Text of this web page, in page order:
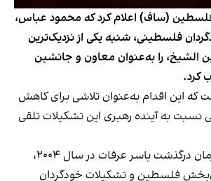
(ساف) اعلام کرد که محمود عباس،
فلسطینی، شنبه یکی از نزدیک‌ترین
الشیخ، را به‌عنوان معاون و جانشین
کرد.
که این اقدام به‌عنوان تلاشی برای کاهش
نسبت به آینده رهبری این تشکیلات تلقی
عباس ۸۹ ساله، از زمان درگذشت یاسر عرفات در سال ۲۰۰۴،
فلسطین و تشکیلات خودگردان